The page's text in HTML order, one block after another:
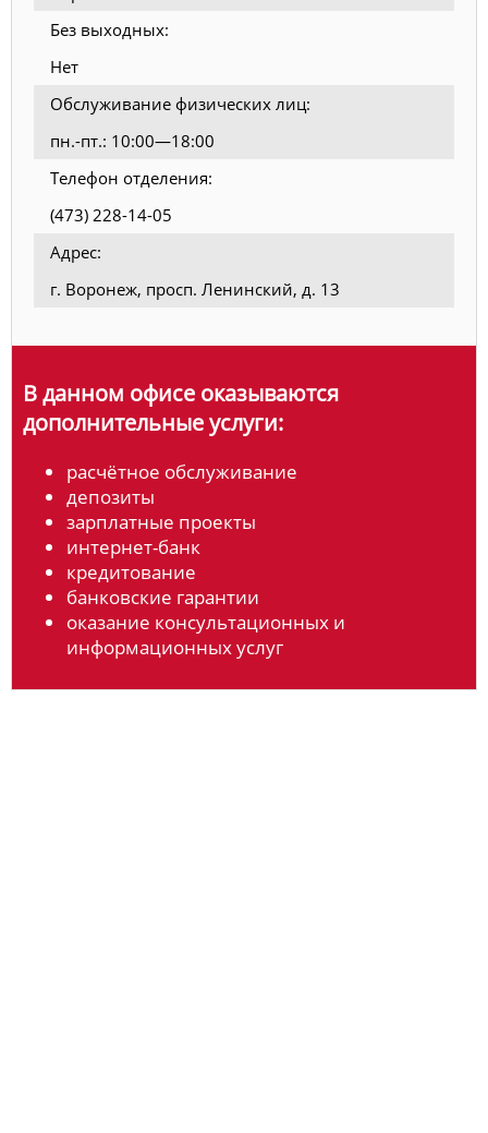
Без выходных:
Нет
Обслуживание физических лиц:
пн.-пт.: 10:00—18:00
Телефон отделения:
(473) 228-14-05
Адрес:
г. Воронеж, просп. Ленинский, д. 13
В данном офисе оказываются
дополнительные услуги:
расчётное обслуживание
депозиты
зарплатные проекты
интернет-банк
кредитование
банковские гарантии
оказание консультационных и
информационных услуг